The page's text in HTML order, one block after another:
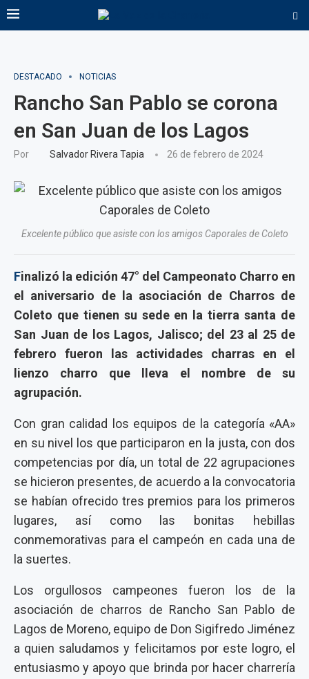
DESTACADO NOTICIAS
Rancho San Pablo se corona
en San Juan de los Lagos
Por Salvador Rivera Tapia 26 de febrero de 2024
Excelente público que asiste con los amigos Caporales de Coleto
Finalizó la edición 47° del Campeonato Charro en
el aniversario de la asociación de Charros de
Coleto que tienen su sede en la tierra santa de
San Juan de los Lagos, Jalisco; del 23 al 25 de
febrero fueron las actividades charras en el
lienzo charro que lleva el nombre de su
agrupación.
Con gran calidad los equipos de la categoría «AA»
en su nivel los que participaron en la justa, con dos
competencias por día, un total de 22 agrupaciones
se hicieron presentes, de acuerdo a la convocatoria
se habían ofrecido tres premios para los primeros
lugares, así como las bonitas hebillas
conmemorativas para el campeón en cada una de
la suertes.
Los orgullosos campeones fueron los de la
asociación de charros de Rancho San Pablo de
Lagos de Moreno, equipo de Don Sigifredo Jiménez
a quien saludamos y felicitamos por este logro, el
entusiasmo y apoyo que brinda por hacer charrería